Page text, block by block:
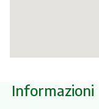
Informazioni